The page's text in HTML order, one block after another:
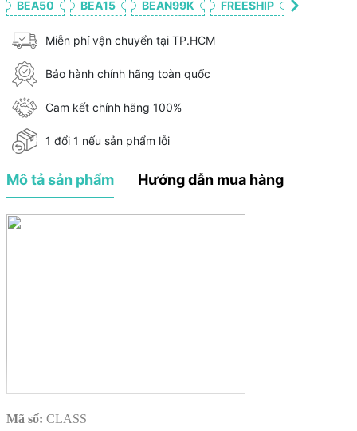
BEA50
BEA15 BEAN99K FREESHIP
Miễn phí vận chuyển tại TP.HCM
Bảo hành chính hãng toàn quốc
Cam kết chính hãng 100%
1 đổi 1 nếu sản phẩm lỗi
Mô tả sản phẩm Hướng dẫn mua hàng
Mã số: CLASS